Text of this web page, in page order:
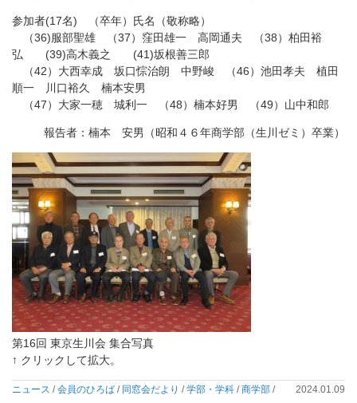
参加者(17名) （卒年）氏名（敬称略）
（36)服部聖雄 （37）窪田雄一 高岡通夫 （38）柏田裕
弘 (39)高木義之 (41)坂根善三郎
（42）大西幸成 坂口悰治朗 中野峻 （46）池田孝夫 植田
順一 川口裕久 楠本安男
（47）大家一穂 城利一 （48）楠本好男 （49）山中和郎
報告者：楠本 安男（昭和４６年商学部（生川ゼミ）卒業）
第16回 東京生川会 集合写真
↑ クリックして拡大。
ニュース /会員のひろば / 同窓会だより /学部・学科 /商学部 / 2024.01.09